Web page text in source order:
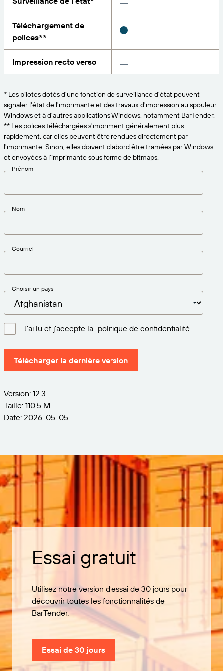
PRODUIT
Essai gratuit
Spécifications techniques
Enregistrement du produit
Connecteurs d’impression
Normes prises en charge
En savoir plus
Présentation des solutions
À propos de nous
Carrières
Modèle de maturité pour l’étiquetage et la
traçabilité
Bénéficiez d’un niveau d’assistance adapté aux
besoins de votre entreprise.
Téléchargement de
polices**
Impression recto verso
* Les pilotes dotés d'une fonction de surveillance d'état peuvent
signaler l'état de l'imprimante et des travaux d'impression au spouleur
Windows et à d'autres applications Windows, notamment BarTender.
** Les polices téléchargées s'impriment généralement plus
rapidement, car elles peuvent être rendues directement par
l'imprimante. Sinon, elles doivent d'abord être tramées par Windows
et envoyées à l'imprimante sous forme de bitmaps.
Prénom
Nom
Courriel
Choisir un pays
J'ai lu et j'accepte la politique de confidentialité
Télécharger la dernière version
Version: 12.3
Taille: 110.5 M
Date: 2026-05-05
Essai gratuit
Utilisez notre version d’essai de 30 jours pour
découvrir toutes les fonctionnalités de
BarTender.
Essai de 30 jours